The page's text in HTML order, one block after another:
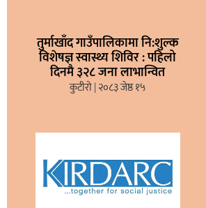
तुर्माखाँद गाउँपालिकामा नि:शुल्क
विशेषज्ञ स्वास्थ्य शिविर : पहिलो
दिनमै ३२८ जना लाभान्वित
कुटीरो २०८३ जेष्ठ १५